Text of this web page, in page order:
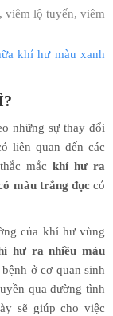
viêm lộ tuyến, viêm
khí hư màu xanh
những sự thay đổi
liên quan đến các
mắckhí hư ra
màu trắng đục có
của khí hư vùng
hư ra nhiều màu
ở cơ quan sinh
qua đường tình
sẽ giúp cho việc